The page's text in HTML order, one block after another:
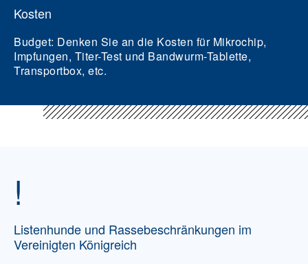
Kosten
Budget: Denken Sie an die Kosten für Mikrochip,
Impfungen, Titer-Test und Bandwurm-Tablette,
Transportbox, etc.
!
Listenhunde und Rassebeschränkungen im
Vereinigten Königreich